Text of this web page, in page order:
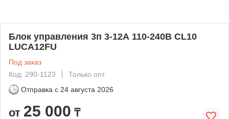
Блок управления 3п 3-12А 110-240В CL10
LUCA12FU
Под заказ
Код: 290-1123
Только опт
Отправка с 24 августа 2026
от 25 000 ₸